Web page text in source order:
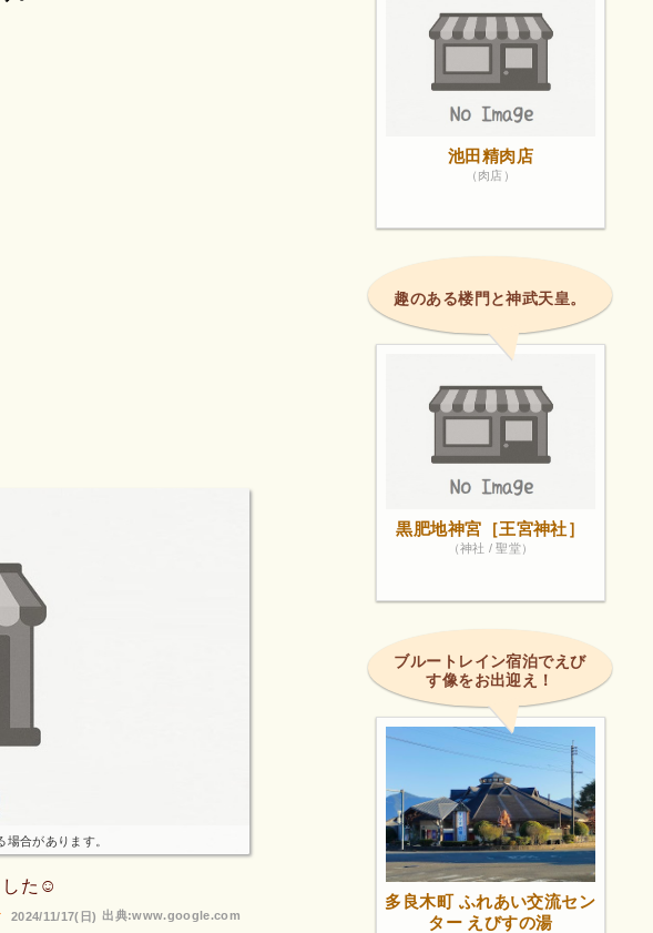
合があります。
した☺️
出典:www.google.com
2024/11/17(日)
池田精肉店
（肉店）
趣のある楼門と神武天皇。
黒肥地神宮［王宮神社］
（神社 / 聖堂）
ブルートレイン宿泊でえび
す像をお出迎え！
多良木町 ふれあい交流セン
ター えびすの湯